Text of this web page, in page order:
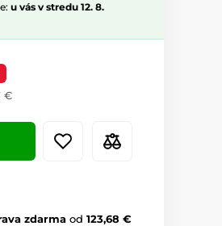
u vás v stredu 12. 8.
€
zdarma od 123,68 €